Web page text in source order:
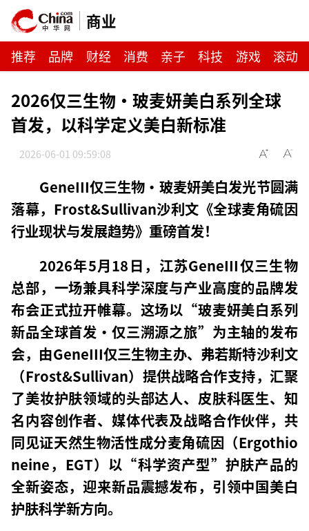
商业
推荐 品牌 财经 消费 亲子 科技 游戏 滚动
2026仅三生物·玻麦妍美白系列全球
首发，以科学定义美白新标准
2026-06-01 09:59:08
GeneIII仅三生物·玻麦妍美白发光节圆满
落幕， Frost&Sullivan沙利文《全球麦角硫因
行业现状与发展趋势》重磅首发！
2026年5月18日，江苏GeneIII仅三生物
总部，一场兼具科学深度与产业高度的品牌发
布会正式拉开帷幕。这场以“玻麦妍美白系列
新品全球首发·仅三溯源之旅”为主轴的发布
会，由GeneIII仅三生物主办、弗若斯特沙利文
（Frost&Sullivan）提供战略合作支持，汇聚
了美妆护肤领域的头部达人、皮肤科医生、知
名内容创作者、媒体代表及战略合作伙伴，共
同见证天然生物活性成分麦角硫因（Ergothio
neine，EGT）以“科学资产型”护肤产品的
全新姿态，迎来新品震撼发布，引领中国美白
护肤科学新方向。